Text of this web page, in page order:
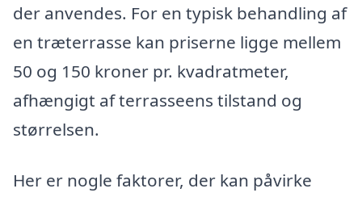
der anvendes. For en typisk behandling af
en træterrasse kan priserne ligge mellem
50 og 150 kroner pr. kvadratmeter,
afhængigt af terrasseens tilstand og
størrelsen.
Her er nogle faktorer, der kan påvirke